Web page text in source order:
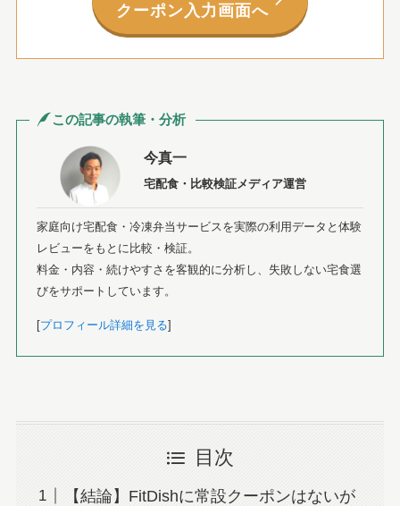
クーポン入力画面へ
この記事の執筆・分析
今真一
宅配食・比較検証メディア運営
家庭向け宅配食・冷凍弁当サービスを実際の利用データと体験
レビューをもとに比較・検証。
料金・内容・続けやすさを客観的に分析し、失敗しない宅食選
びをサポートしています。
[プロフィール詳細を見る]
目次
【結論】FitDishに常設クーポンはないが